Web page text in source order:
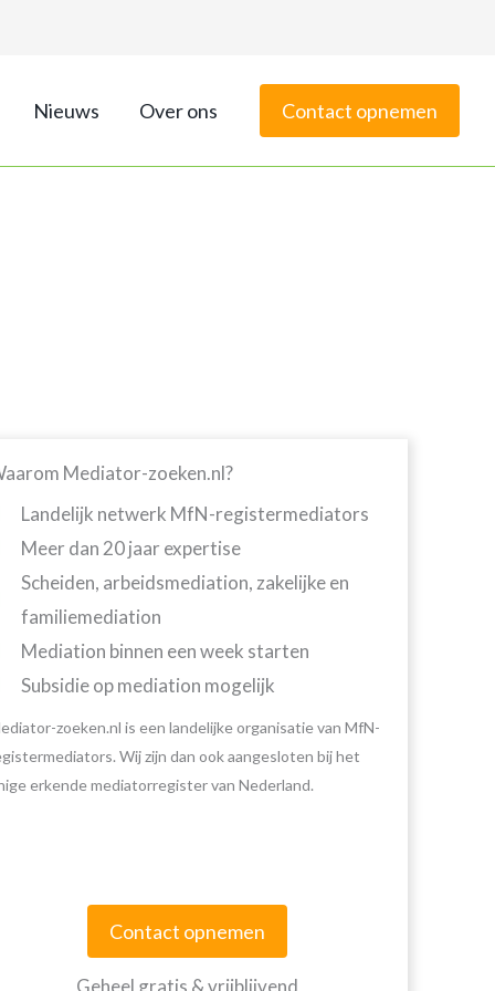
Nieuws Over ons Contact opnemen
Mediator-zoeken.nl?
Landelijk netwerk MfN-registermediators
Meer dan 20 jaar expertise
Scheiden, arbeidsmediation, zakelijke en
familiemediation
Mediation binnen een week starten
Subsidie op mediation mogelijk
zoeken.nl is een landelijke organisatie van MfN-
Wij zijn dan ook aangesloten bij het
erkende mediatorregister van Nederland.
Contact opnemen
Geheel gratis & vrijblijvend